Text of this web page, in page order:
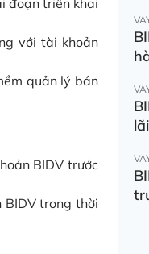
đoạn triển khai
với tài khoản
quản lý bán
BIDV trước
BIDV trong thời